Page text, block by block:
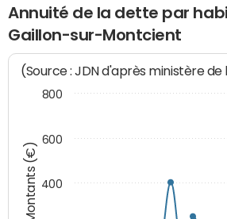
Annuité de la dette par
Gaillon-sur-Montcient
Montants (€)
(Source : JDN d'après ministère de
400
600
800